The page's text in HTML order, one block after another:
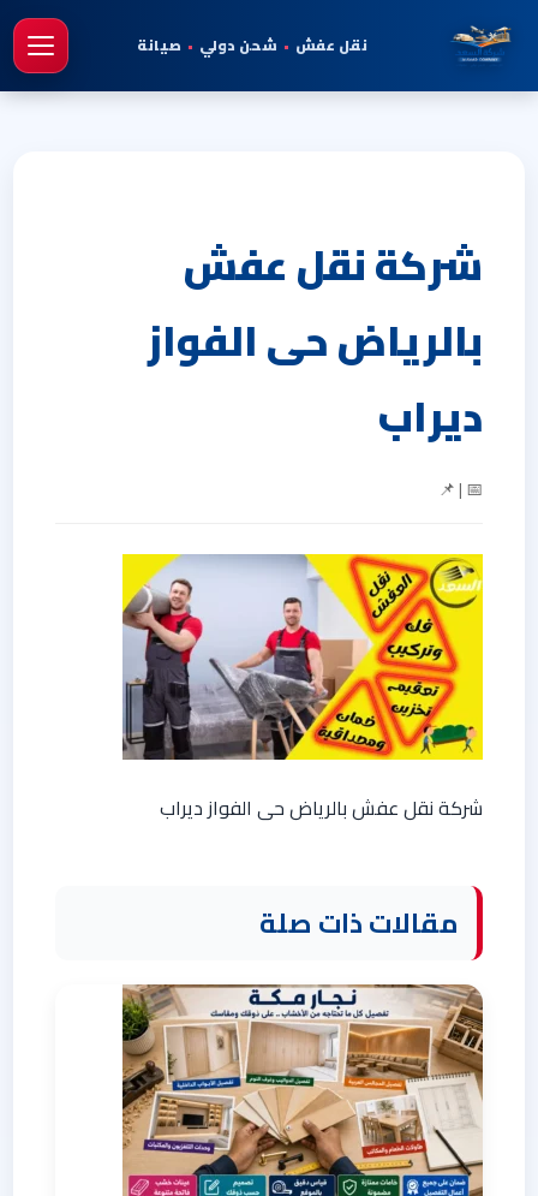
نقل عفش • شحن دولي • صيانة
شركة نقل عفش
بالرياض حى الفواز
ديراب
📅 | 📌
شركة نقل عفش بالرياض حى الفواز ديراب
مقالات ذات صلة